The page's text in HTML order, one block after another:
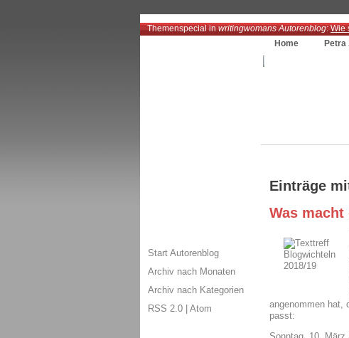
Themenspecial inwritingwomans Autorenblog:Wie
Home
Petra
Einträge
Was
angenommen hat,
passt:
Start Autorenblog
Archiv nach Monaten
Archiv nach Kategorien
RSS 2.0 | Atom